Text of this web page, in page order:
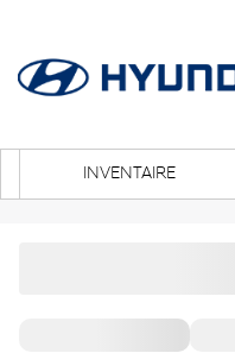
INVENTAIRE